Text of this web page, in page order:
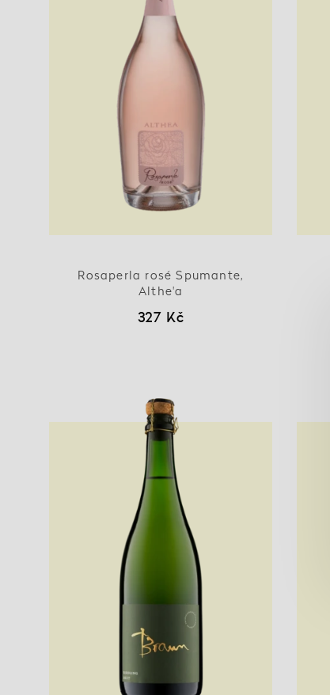
Rosaperla rosé Spumante,
Althe'a
327 Kč